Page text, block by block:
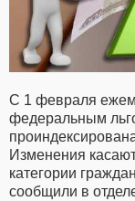
С 1 февраля
федеральным
Изменения
категории
сообщили в